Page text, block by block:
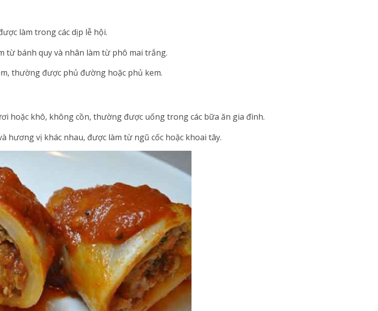
làm trong các dịp lễ hội.
từ bánh quy và nhân làm từ phô mai trắng.
thường được phủ đường hoặc phủ kem.
hoặc khô, không cồn, thường được uống trong các bữa ăn gia đình.
hương vị khác nhau, được làm từ ngũ cốc hoặc khoai tây.